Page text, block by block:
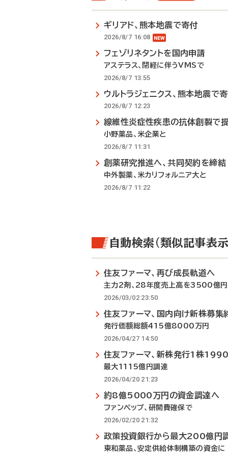
ギリアド、熊本地震で寄付
2026/8/7 16:08
フェゾリネタントを国内申請
アステラス、閉経に伴うVMSで
2026/8/7 13:55
ウルトラジェニクス、熊本地震で
2026/8/7 12:23
線維性炎症性疾患の抗体創製で
小野薬品、米企業と
2026/8/7 11:31
創薬研究推進へ、共同契約を締結
中外製薬、米カリフォルニア大と
2026/8/7 11:22
自動検索（類似記事表示
住友ファーマ、再び成長軌道へ
主力2剤、28年度売上高を3500億円
2026/03/02 23:50
住友ファーマ、国内向け新株募集
発行価額総額415億8000万円
2026/04/27 14:50
住友ファーマ、新株発行1株
最大1115億円調達
2026/04/20 21:23
約8億5000万円の資金調達へ
ファンペップ、研開費確保で
2026/02/20 21:32
政策投資銀行から最大200億円
東和薬品、安定供給体制構築の資金に